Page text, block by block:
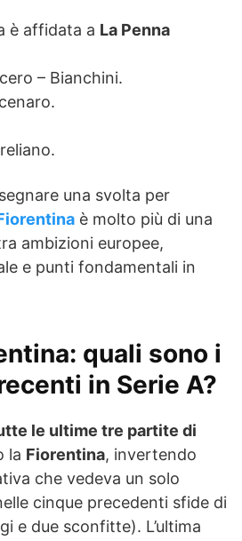
è affidata a La Penna
– Bianchini.
una svolta per
è molto più di una
ambizioni europee,
e punti fondamentali in
quali sono i
in Serie A?
le ultime tre partite di
la Fiorentina, invertendo
che vedeva un solo
cinque precedenti sfide di
e due sconfitte). L’ultima